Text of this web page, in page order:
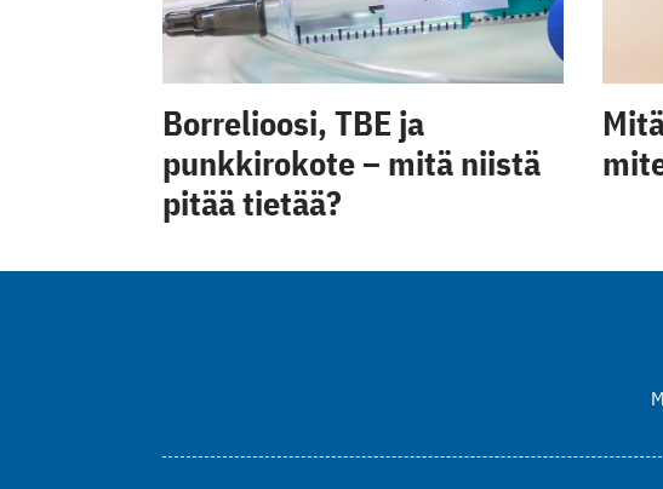
Borrelioosi, TBE ja
punkkirokote – mitä niistä
pitää tietää?